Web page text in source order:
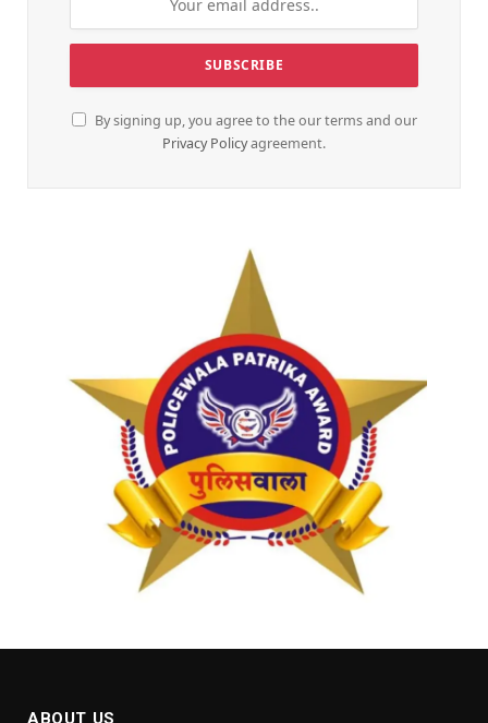
By signing up, you agree to the our terms and our
Privacy Policyagreement.
ABOUT US